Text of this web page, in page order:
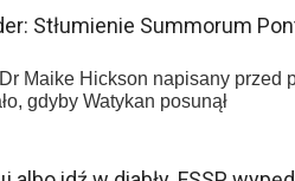
Stłumienie Summorum
Maike Hickson napisany
gdyby Watykan posunął